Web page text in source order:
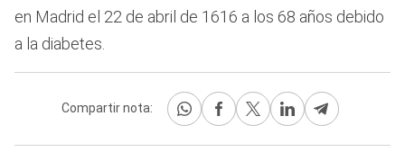
en Madrid el 22 de abril de 1616 a los 68 años debido
a la diabetes.
Compartir nota: